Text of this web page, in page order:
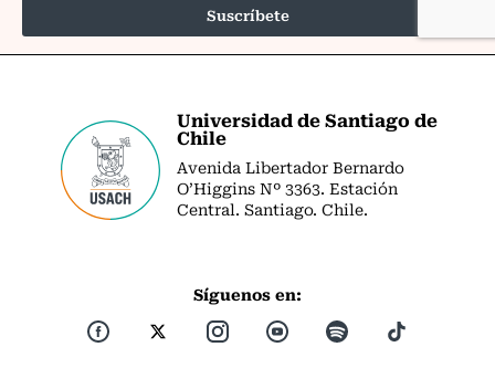
Universidad de Santiago de
Chile
Avenida Libertador Bernardo
O’Higgins Nº 3363. Estación
Central. Santiago. Chile.
Síguenos en: